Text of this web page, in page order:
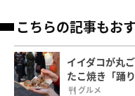
こちらの記事もお
イイダコが丸
たこ焼き「踊り
グルメ